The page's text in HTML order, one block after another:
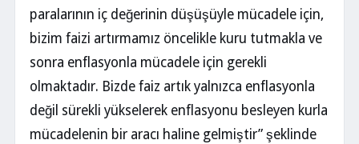
paralarının iç değerinin düşüşüyle mücadele için,
bizim faizi artırmamız öncelikle kuru tutmakla ve
sonra enflasyonla mücadele için gerekli
olmaktadır. Bizde faiz artık yalnızca enflasyonla
değil sürekli yükselerek enflasyonu besleyen kurla
mücadelenin bir aracı haline gelmiştir” şeklinde